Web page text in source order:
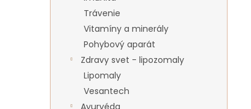
Trávenie
Vitamíny a minerály
Pohybový aparát
Zdravy svet - lipozomaly
Lipomaly
Vesantech
Ayurvéda